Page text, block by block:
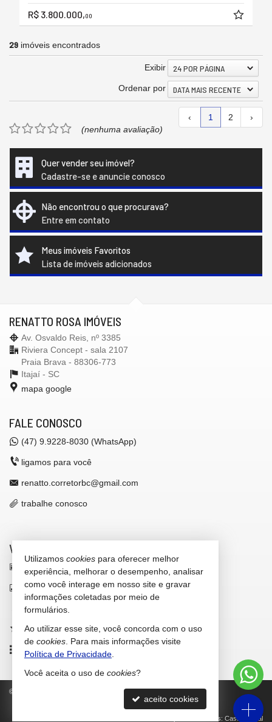
R$ 3.800.000,00
29 imóveis encontrados
Exibir 24 POR PÁGINA
Ordenar por DATA MAIS RECENTE
‹ 1 2
›
(nenhuma avaliação)
Quer vender seu imóvel?
Cadastre-se e anuncie conosco
Não encontrou o que procurava?
Entre em contato
Meus imóveis Favoritos
Lista de imóveis adicionados
RENATTO ROSA IMÓVEIS
Av. Osvaldo Reis, nº 3385
Riviera Concept - sala 2107
Praia Brava - 88306-773
Itajaí - SC
mapa google
FALE CONOSCO
(47) 9.9228-8030 (WhatsApp)
ligamos para você
renatto.corretorbc@gmail.com
trabalhe conosco
VEJA MAIS
receba nosso newsletter
indicadores financeiros
cadastre seu imóvel
imóveis favoritos
mapa de imóveis
© Política de Privacidade
Site para imobiliárias: Castel Digital
Utilizamos cookies para oferecer melhor
experiência, melhorar o desempenho, analisar
como você interage em nosso site e gravar
informações coletadas por meio de
formulários.
Ao utilizar esse site, você concorda com o uso
de cookies . Para mais informações visite
Política de Privacidade
Você aceita o uso de cookies?
aceito cookies